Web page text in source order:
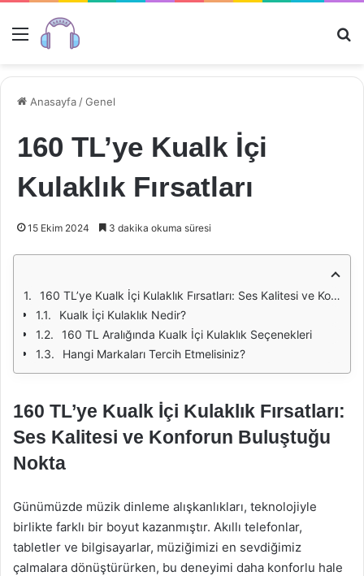
Menü
Anasayfa /Genel
160 TL’ye Kualk İçi
Kulaklık Fırsatları
15 Ekim 2024 3 dakika okuma süresi
160 TL’ye Kualk İçi Kulaklık Fırsatları: Ses Kalitesi ve Konforun Buluştuğu Nokta
Kualk İçi Kulaklık Nedir?
160 TL Aralığında Kualk İçi Kulaklık Seçenekleri
Hangi Markaları Tercih Etmelisiniz?
160 TL’ye Kualk İçi Kulaklık Fırsatları:
Ses Kalitesi ve Konforun Buluştuğu
Nokta
Günümüzde müzik dinleme alışkanlıkları, teknolojiyle
birlikte farklı bir boyut kazanmıştır. Akıllı telefonlar,
tabletler ve bilgisayarlar, müziğimizi en sevdiğimiz
çalmalara dönüştürürken, bu deneyimi daha konforlu hale